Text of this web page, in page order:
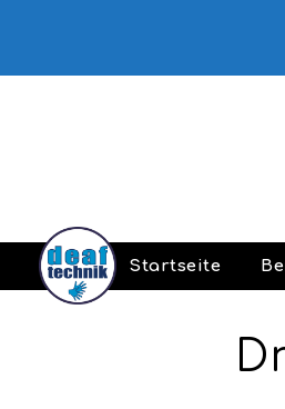
Startseite